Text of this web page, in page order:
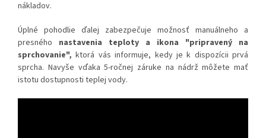
nákladov.
Úplné pohodlie ďalej zabezpečuje možnosť manuálneho a
presného nastavenia teploty a ikona "pripravený na
sprchovanie", ktorá vás informuje, kedy je k dispozícii prvá
sprcha. Navyše vďaka 5-ročnej záruke na nádrž môžete mať
istotu dostupnosti teplej vody.